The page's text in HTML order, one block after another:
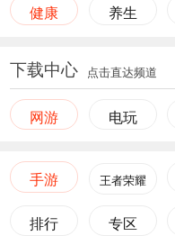
健康 养生
下载中心 点击直达频道
网游 电玩
手游 王者荣耀
排行 专区